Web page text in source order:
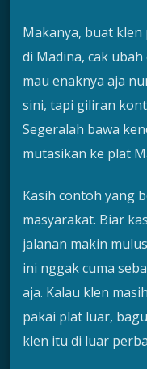
Makanya, buat klen
di Madina, cak
mau enaknya aja
sini, tapi giliran
Segeralah bawa
mutasikan ke plat
Kasih contoh yang
masyarakat. Biar
jalanan makin
ini nggak cuma
aja. Kalau klen
pakai plat luar,
klen itu di luar